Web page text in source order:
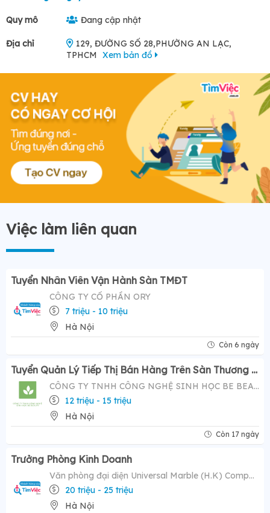
Quy mô Đang cập nhật
Địa chỉ
129, ĐƯỜNG SỐ 28,PHƯỜNG AN LẠC,
TPHCM Xem bản đồ
Việc làm liên quan
Tuyển Nhân Viên Vận Hành Sàn TMĐT
CÔNG TY CỔ PHẦN ORY
7 triệu - 10 triệu
Hà Nội
Còn 6 ngày
Tuyển Quản Lý Tiếp Thị Bán Hàng Trên Sàn Thương Mại Điện Tử ( Tiktok Shop)- Mức Lương Hấp Dẫn 12-20 Triệu
CÔNG TY TNHH CÔNG NGHỆ SINH HỌC BE BEAUTY
12 triệu - 15 triệu
Hà Nội
Còn 17 ngày
Trưởng Phòng Kinh Doanh
Văn phòng đại diện Universal Marble (H.K) Company Limited
20 triệu - 25 triệu
Hà Nội